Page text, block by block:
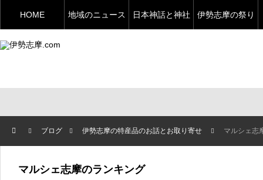
HOME 地域のニュース 日本神話と神社 伊勢志摩の祭り
ブログ 伊勢志摩の特産品のお話とお取り寄せ マルシェ志
マルシェ志摩のランキング